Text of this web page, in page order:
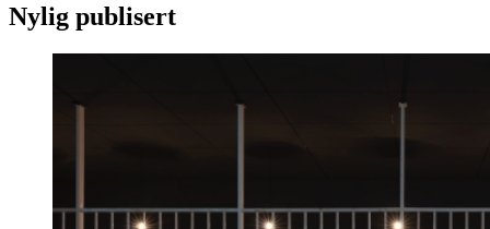
Nylig publisert